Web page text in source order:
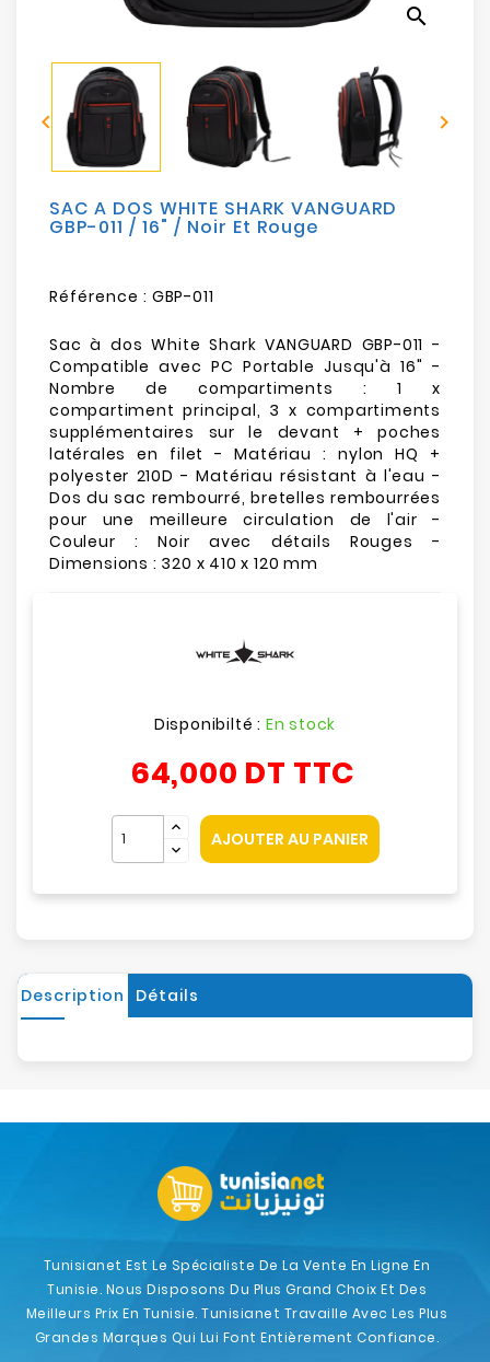
Sécurité
Mobilités
Loisirs
search
 
SAC A DOS WHITE SHARK VANGUARD
GBP-011 / 16" / Noir Et Rouge
Référence : GBP-011
Sac à dos White Shark VANGUARD GBP-011 -
Compatible avec PC Portable Jusqu'à 16" -
Nombre de compartiments : 1 x
compartiment principal, 3 x compartiments
supplémentaires sur le devant + poches
latérales en filet - Matériau : nylon HQ +
polyester 210D - Matériau résistant à l'eau -
Dos du sac rembourré, bretelles rembourrées
pour une meilleure circulation de l'air -
Couleur : Noir avec détails Rouges -
Dimensions : 320 x 410 x 120 mm
Disponibilté : En stock
64,000 DT TTC
AJOUTER AU PANIER
Description Détails
Tunisianet Est Le Spécialiste De La Vente En Ligne En
Tunisie. Nous Disposons Du Plus Grand Choix Et Des
Meilleurs Prix En Tunisie. Tunisianet Travaille Avec Les Plus
Grandes Marques Qui Lui Font Entièrement Confiance.